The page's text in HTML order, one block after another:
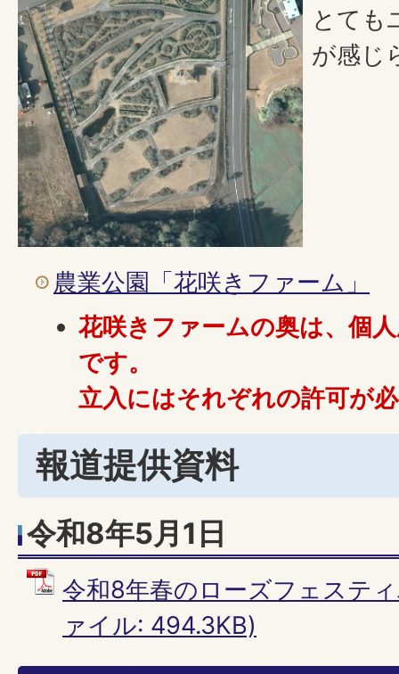
とても
が感じ
農業公園「花咲きファーム」
花咲きファームの奥は、個
です。
立入にはそれぞれの許可が
報道提供資料
令和8年5月1日
令和8年春のローズフェステ
ァイル: 494.3KB)